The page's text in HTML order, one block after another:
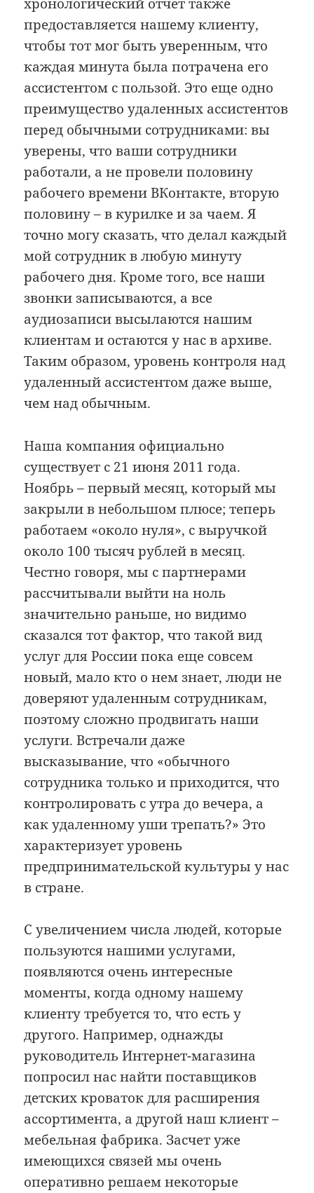
хронологический отчет также
предоставляется нашему клиенту,
чтобы тот мог быть уверенным, что
каждая минута была потрачена его
ассистентом с пользой. Это еще одно
преимущество удаленных ассистентов
перед обычными сотрудниками: вы
уверены, что ваши сотрудники
работали, а не провели половину
рабочего времени ВКонтакте, вторую
половину – в курилке и за чаем. Я
точно могу сказать, что делал каждый
мой сотрудник в любую минуту
рабочего дня. Кроме того, все наши
звонки записываются, а все
аудиозаписи высылаются нашим
клиентам и остаются у нас в архиве.
Таким образом, уровень контроля над
удаленный ассистентом даже выше,
чем над обычным.
Наша компания официально
существует с 21 июня 2011 года.
Ноябрь – первый месяц, который мы
закрыли в небольшом плюсе; теперь
работаем «около нуля», с выручкой
около 100 тысяч рублей в месяц.
Честно говоря, мы с партнерами
рассчитывали выйти на ноль
значительно раньше, но видимо
сказался тот фактор, что такой вид
услуг для России пока еще совсем
новый, мало кто о нем знает, люди не
доверяют удаленным сотрудникам,
поэтому сложно продвигать наши
услуги. Встречали даже
высказывание, что «обычного
сотрудника только и приходится, что
контролировать с утра до вечера, а
как удаленному уши трепать?» Это
характеризует уровень
предпринимательской культуры у нас
в стране.
С увеличением числа людей, которые
пользуются нашими услугами,
появляются очень интересные
моменты, когда одному нашему
клиенту требуется то, что есть у
другого. Например, однажды
руководитель Интернет-магазина
попросил нас найти поставщиков
детских кроваток для расширения
ассортимента, а другой наш клиент –
мебельная фабрика. Засчет уже
имеющихся связей мы очень
оперативно решаем некоторые